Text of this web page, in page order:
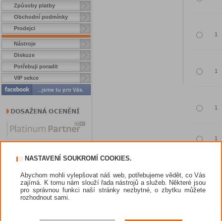
Způsoby platby
Obchodní podmínky
Prodejci
Nástroje
Diskuze
Potřebuji poradit
VIP sekce
NASTAVENÍ SOUKROMÍ COOKIES.
Abychom mohli vylepšovat náš web, potřebujeme vědět, co Vás
zajímá. K tomu nám slouží řada nástrojů a služeb. Některé jsou
pro správnou funkci naší stránky nezbytné, o zbytku můžete
rozhodnout sami.